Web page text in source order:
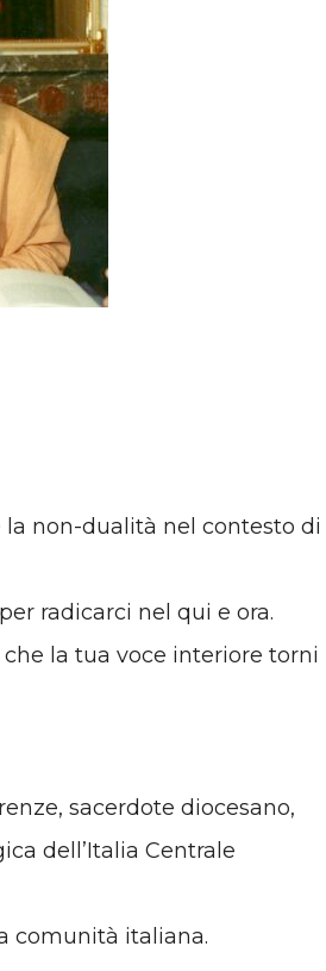
non-dualità nel contesto di
radicarci nel qui e ora.
la tua voce interiore torni
sacerdote diocesano,
dell’Italia Centrale
comunità italiana.